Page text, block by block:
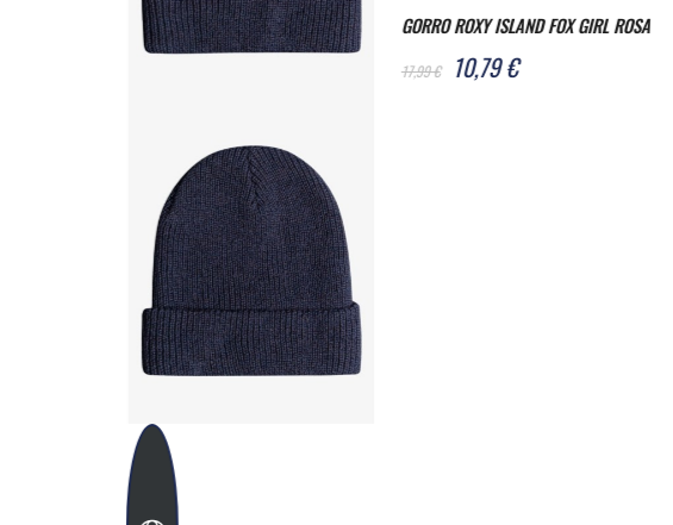
GORRO ROXY ISLAND FOX GIRL ROSA
10,79 €
CAMISETA ROXY BEAUTIFUL LIFE A
21,59 €